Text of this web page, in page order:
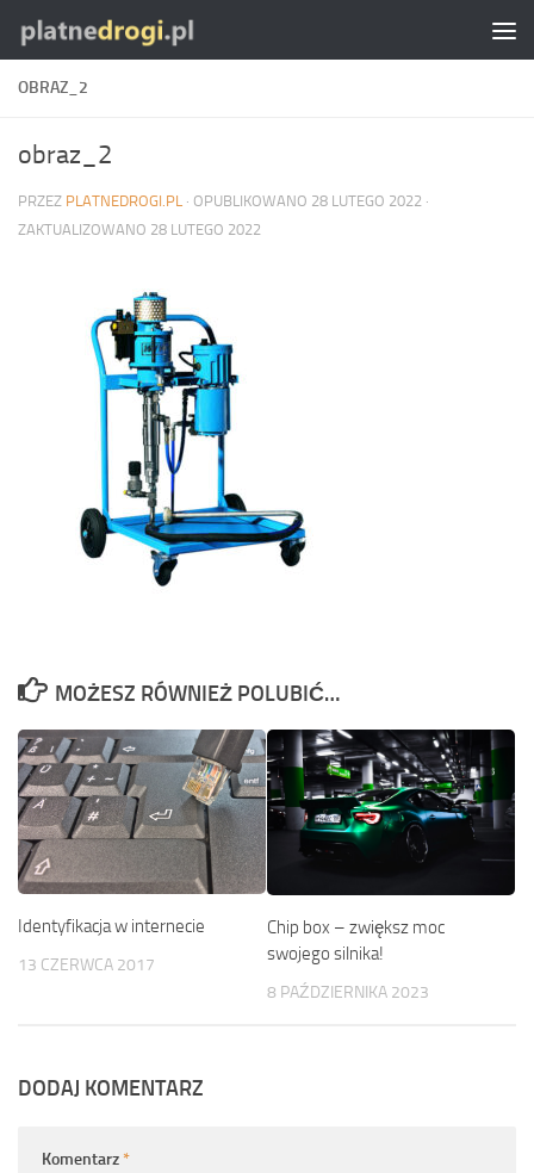
Skip to content
OBRAZ_2
obraz_2
PRZEZ PLATNEDROGI.PL · OPUBLIKOWANO 28 LUTEGO 2022 ·
ZAKTUALIZOWANO 28 LUTEGO 2022
MOŻESZ RÓWNIEŻ POLUBIĆ…
Identyfikacja w internecie
13 CZERWCA 2017
Chip box – zwiększ moc
swojego silnika!
8 PAŹDZIERNIKA 2023
DODAJ KOMENTARZ
Komentarz *